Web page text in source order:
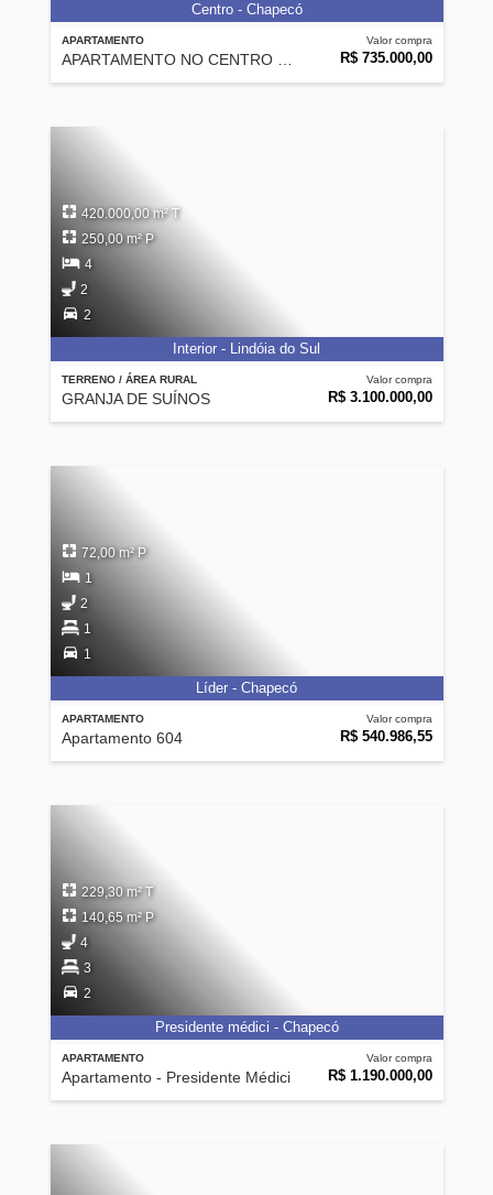
APARTAMENTO Valor compra
R$ 735.000,00
Centro - Chapecó
TERRENO / ÁREA RURAL
GRANJA DE SUÍNOS
Valor compra
R$ 3.100.000,00
420.000,00 m² T
250,00 m² P
4
2
2
Interior - Lindóia do Sul
APARTAMENTO
Apartamento 604
Valor compra
R$ 540.986,55
72,00 m² P
1
2
1
1
Líder - Chapecó
APARTAMENTO
Apartamento - Presidente Médici
Valor compra
R$ 1.190.000,00
229,30 m² T
140,65 m² P
4
3
2
Presidente médici - Chapecó